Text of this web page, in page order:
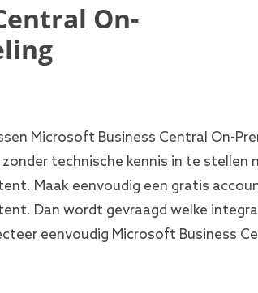
On-
Microsoft Business Central On-
technische kennis in te stellen
Maak eenvoudig een gratis
Dan wordt gevraagd welke
eenvoudig Microsoft Business